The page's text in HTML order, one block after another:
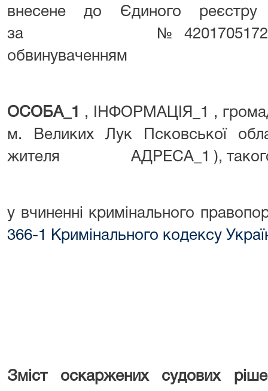
внесене до Єдиного реєстру
за №
обвинуваченням
ОСОБА_1 , ІНФОРМАЦІЯ_1 ,
м. Великих Лук Псковської
жителя АДРЕСА_1 ), такого,
у вчиненні кримінального
366-1 Кримінального кодексу
Зміст оскаржених судових